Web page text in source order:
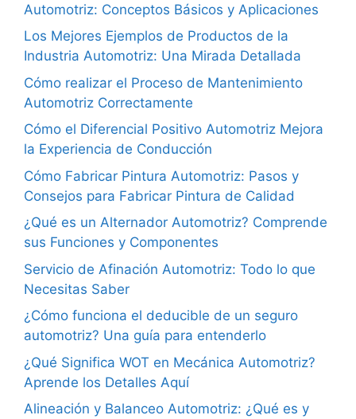
Automotriz: Conceptos Básicos y Aplicaciones
Los Mejores Ejemplos de Productos de la
Industria Automotriz: Una Mirada Detallada
Cómo realizar el Proceso de Mantenimiento
Automotriz Correctamente
Cómo el Diferencial Positivo Automotriz Mejora
la Experiencia de Conducción
Cómo Fabricar Pintura Automotriz: Pasos y
Consejos para Fabricar Pintura de Calidad
¿Qué es un Alternador Automotriz? Comprende
sus Funciones y Componentes
Servicio de Afinación Automotriz: Todo lo que
Necesitas Saber
¿Cómo funciona el deducible de un seguro
automotriz? Una guía para entenderlo
¿Qué Significa WOT en Mecánica Automotriz?
Aprende los Detalles Aquí
Alineación y Balanceo Automotriz: ¿Qué es y